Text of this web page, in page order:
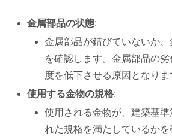
金属部品の状態:
金属部品が錆びていないか
を確認します。金属部品の
度を低下させる原因となりま
使用する金物の規格:
使用される金物が、建築基準
れた規格を満たしているかを